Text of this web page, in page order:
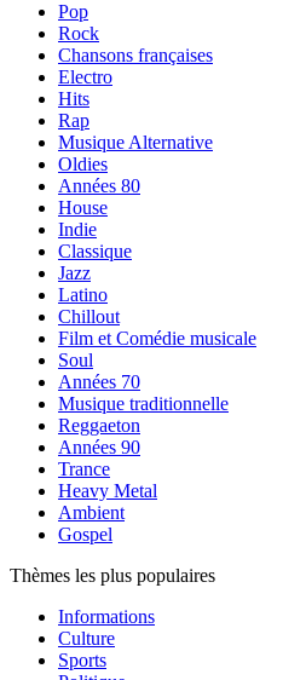
Pop
Rock
Chansons françaises
Electro
Hits
Rap
Musique Alternative
Oldies
Années 80
House
Indie
Classique
Jazz
Latino
Chillout
Film et Comédie musicale
Soul
Années 70
Musique traditionnelle
Reggaeton
Années 90
Trance
Heavy Metal
Ambient
Gospel
Thèmes les plus populaires
Informations
Culture
Sports